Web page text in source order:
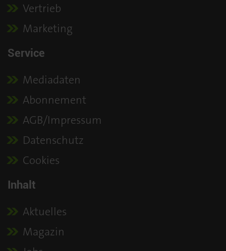
Vertrieb
Marketing
Service
Mediadaten
Abonnement
AGB/Impressum
Datenschutz
Cookies
Inhalt
Aktuelles
Magazin